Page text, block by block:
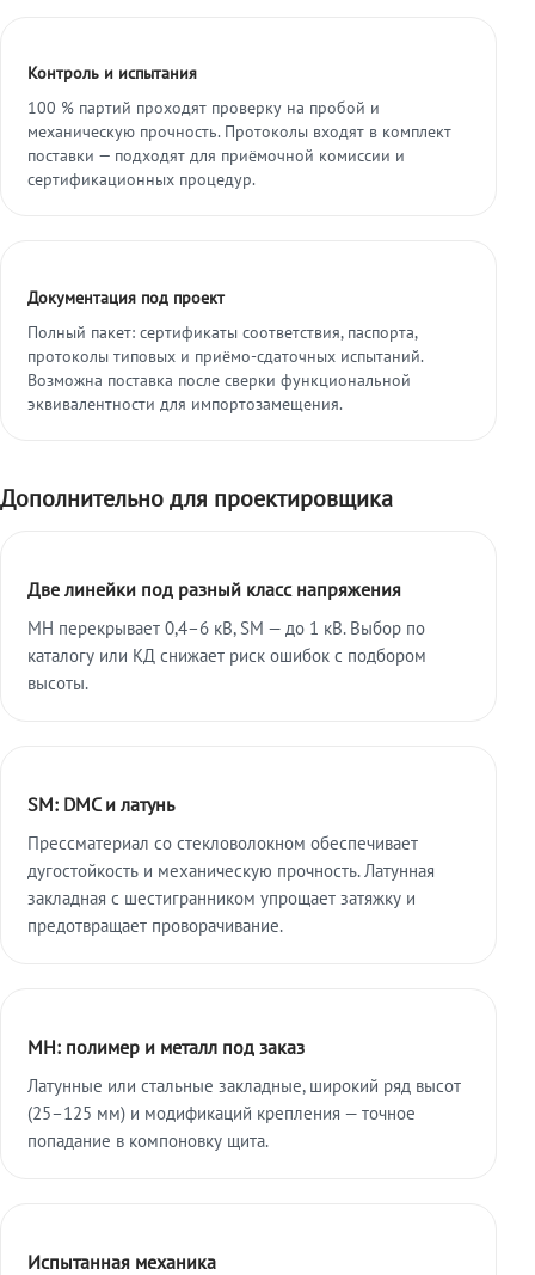
Контроль и испытания
100 % партий проходят проверку на пробой и
механическую прочность. Протоколы входят в комплект
поставки — подходят для приёмочной комиссии и
сертификационных процедур.
Документация под проект
Полный пакет: сертификаты соответствия, паспорта,
протоколы типовых и приёмо-сдаточных испытаний.
Возможна поставка после сверки функциональной
эквивалентности для импортозамещения.
Дополнительно для проектировщика
Две линейки под разный класс напряжения
МН перекрывает 0,4–6 кВ, SM — до 1 кВ. Выбор по
каталогу или КД снижает риск ошибок с подбором
высоты.
SM: DMC и латунь
Прессматериал со стекловолокном обеспечивает
дугостойкость и механическую прочность. Латунная
закладная с шестигранником упрощает затяжку и
предотвращает проворачивание.
МН: полимер и металл под заказ
Латунные или стальные закладные, широкий ряд высот
(25–125 мм) и модификаций крепления — точное
попадание в компоновку щита.
Испытанная механика